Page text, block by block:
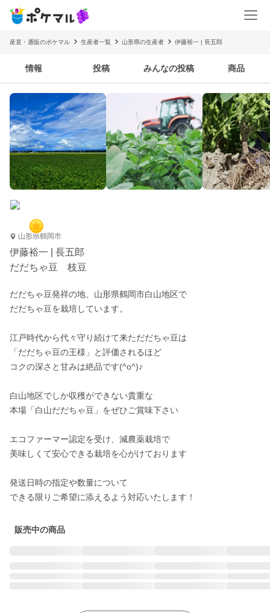
産直・通販のポケマル 生産者一覧 山形県の生産者 伊藤裕一 | 長五郎
情報 投稿 みんなの投稿 商品
山形県鶴岡市
伊藤裕一 | 長五郎
だだちゃ豆 枝豆
だだちゃ豆発祥の地、山形県鶴岡市白山地区で
だだちゃ豆を栽培しています。
江戸時代から代々守り続けて来ただだちゃ豆は
「だだちゃ豆の王様」と評価されるほど
コクの深さと甘みは絶品です(^o^)♪
白山地区でしか収穫ができない貴重な
本場「白山だだちゃ豆」をぜひご賞味下さい
エコファーマー認定を受け、減農薬栽培で
美味しくて安心できる栽培を心がけております
発送日時の指定や数量について
販売中の商品